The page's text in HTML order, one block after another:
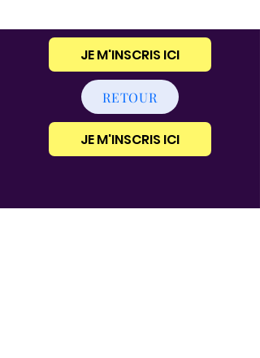
JE M'INSCRIS ICI
RETOUR
JE M'INSCRIS ICI